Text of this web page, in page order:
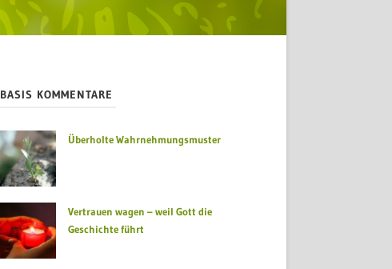
BASIS KOMMENTARE
Überholte Wahrnehmungsmuster
Vertrauen wagen – weil Gott die
Geschichte führt